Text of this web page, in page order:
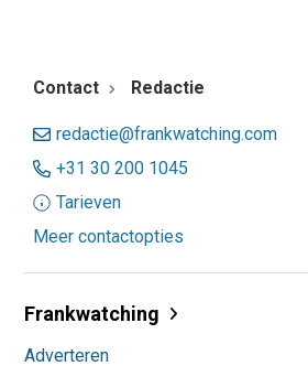
Contact Redactie
redactie@frankwatching.com
+31 30 200 1045
Tarieven
Meer contactopties
Frankwatching
Adverteren